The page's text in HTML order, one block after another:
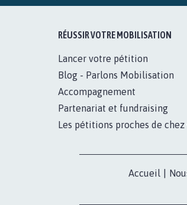
RÉUSSIR VOTRE MOBILISATION
Lancer votre pétition
Blog - Parlons Mobilisation
Accompagnement
Partenariat et fundraising
Les pétitions proches de chez
Accueil